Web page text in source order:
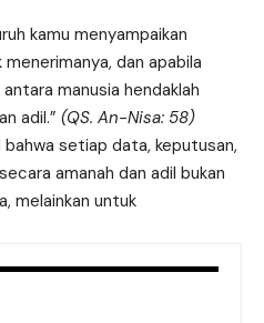
kamu menyampaikan
dan apabila
manusia hendaklah
adil.” (QS. An-Nisa: 58)
setiap data, keputusan,
amanah dan adil bukan
melainkan untuk